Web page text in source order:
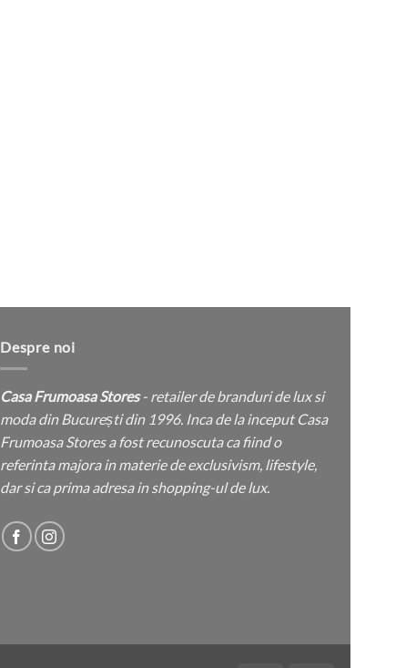
Despre noi
Casa Frumoasa Stores- retailer de branduri de lux si
moda din București din 1996. Inca de la inceput Casa
Frumoasa Stores a fost recunoscuta ca fiind o
referinta majora in materie de exclusivism, lifestyle,
dar si ca prima adresa in shopping-ul de lux.